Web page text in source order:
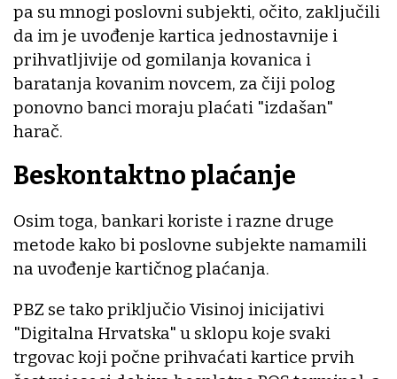
pa su mnogi poslovni subjekti, očito, zaključili
da im je uvođenje kartica jednostavnije i
prihvatljivije od gomilanja kovanica i
baratanja kovanim novcem, za čiji polog
ponovno banci moraju plaćati "izdašan"
harač.
Beskontaktno plaćanje
Osim toga, bankari koriste i razne druge
metode kako bi poslovne subjekte namamili
na uvođenje kartičnog plaćanja.
PBZ se tako priključio Visinoj inicijativi
"Digitalna Hrvatska" u sklopu koje svaki
trgovac koji počne prihvaćati kartice prvih